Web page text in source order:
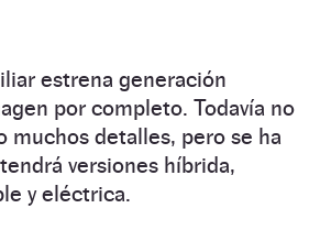
estrena generación
por completo. Todavía no
muchos detalles, pero se ha
versiones híbrida,
y eléctrica.